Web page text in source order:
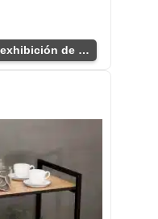
Estantería de pared con exhibición de botellas